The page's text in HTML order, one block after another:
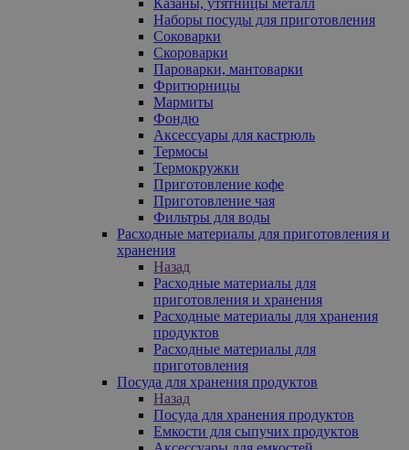
Наборы посуды для приготовления
Соковарки
Скороварки
Пароварки, мантоварки
Фритюрницы
Мармиты
Фондю
Аксессуары для кастрюль
Термосы
Термокружки
Приготовление кофе
Приготовление чая
Фильтры для воды
Расходные материалы для приготовления и
хранения
Назад
Расходные материалы для
приготовления и хранения
Расходные материалы для хранения
продуктов
Расходные материалы для
приготовления
Посуда для хранения продуктов
Назад
Посуда для хранения продуктов
Емкости для сыпучих продуктов